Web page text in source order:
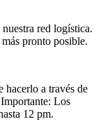
red logística.
pronto posible.
hacerlo a través de
Los
12 pm.